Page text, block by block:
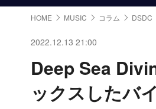
HOME MUSIC コラム DSDC
2022.12.13 21:00
Deep Sea
ックスしたバ